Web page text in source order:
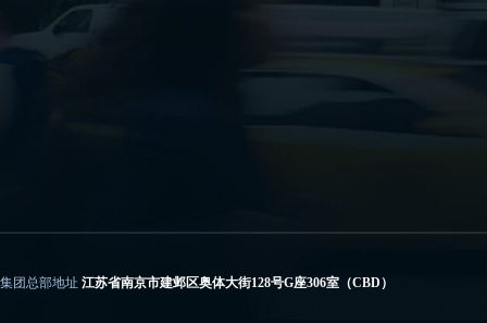
集团总部地址 江苏省南京市建邺区奥体大街128号G座306室（CBD）